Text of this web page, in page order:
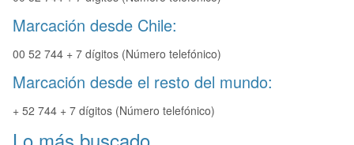
Marcación desde Chile:
00 52 744 + 7 dígitos (Número telefónico)
Marcación desde el resto del mundo:
+ 52 744 + 7 dígitos (Número telefónico)